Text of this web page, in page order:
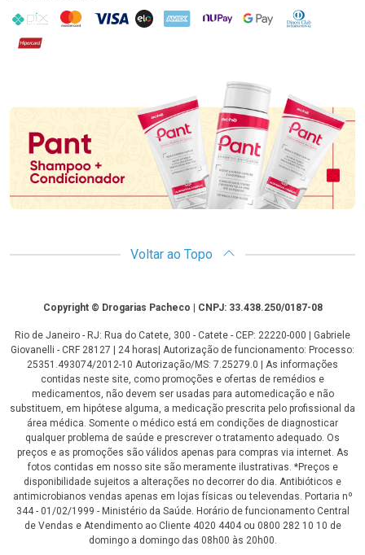
PIX MasterCard
VISA ELO AMEX NuPay Google PayDiners Club
Hipercard
Promoção em Destaque
Voltar ao Topo
CopyrightCopyright © Drogarias Pacheco | CNPJ: 33.438.250/0187-08
Rio de Janeiro - RJ: Rua do Catete, 300 - Catete - CEP: 22220-000 | Gabriele
Giovanelli - CRF 28127 | 24 horas| Autorização de funcionamento: Processo:
25351.493074/2012-10 Autorização/MS: 7.25279.0 | As informações
contidas neste site, como promoções e ofertas de remédios e
medicamentos, não devem ser usadas para automedicação e não
substituem, em hipótese alguma, a medicação prescrita pelo profissional da
área médica. Somente o médico está em condições de diagnosticar
qualquer problema de saúde e prescrever o tratamento adequado. Os
preços e as promoções são válidos apenas para compras via internet. As
fotos contidas em nosso site são meramente ilustrativas. *Preços e
disponibilidade sujeitos a alterações no decorrer do dia. Antibióticos e
antimicrobianos vendas apenas em lojas físicas ou televendas. Portaria nº
344 - 01/02/1999 - Ministério da Saúde. Horário de funcionamento Central
de Vendas e Atendimento ao Cliente 4020 4404 ou 0800 282 10 10 de
domingo a domingo das 08h00 às 20h00.